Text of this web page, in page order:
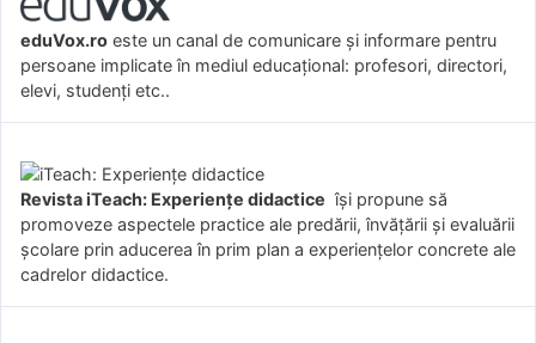
eduVox.ro este un canal de comunicare și informare pentru
persoane implicate în mediul educațional: profesori, directori,
elevi, studenți etc..
Revista iTeach: Experienţe didactice îşi propune să
promoveze aspectele practice ale predării, învăţării şi evaluării
şcolare prin aducerea în prim plan a experienţelor concrete ale
cadrelor didactice.